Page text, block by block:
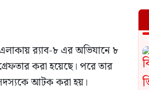
র‍্যাব-৮ এর অভিযানে ৮
করা হয়েছে। পরে তার
আটক করা হয়।